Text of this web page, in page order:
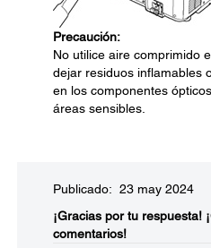
Precaución:
No utilice aire comprimido
dejar residuos inflamables
en los componentes
áreas sensibles.
Publicado: 23 may 2024
¡Gracias por tu respuesta!
comentarios!